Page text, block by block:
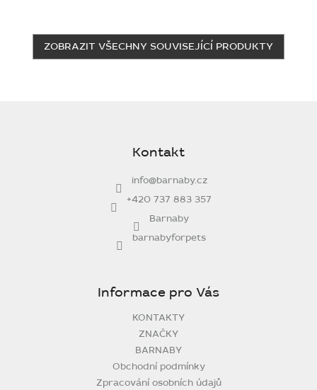
ZOBRAZIT VŠECHNY SOUVISEJÍCÍ PRODUKTY
Kontakt
info@barnaby.cz
+420 737 883 357
Barnaby
barnabyforpets
Informace pro Vás
KONTAKTY
ZNAČKY
BARNABY
Obchodní podmínky
Zpracování osobních údajů